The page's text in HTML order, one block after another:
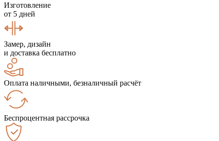
Изготовление
от 5 дней
Замер, дизайн
и доставка бесплатно
Оплата наличными, безналичный расчёт
Беспроцентная рассрочка